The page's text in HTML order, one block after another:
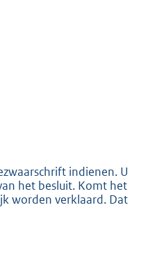
indienen. U
het besluit. Komt het
worden verklaard. Dat